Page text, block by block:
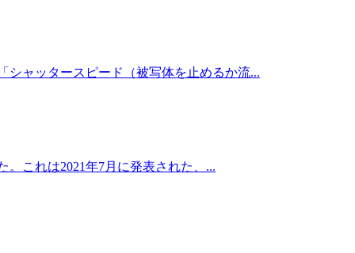
シャッタースピード（被写体を止めるか流...
これは2021年7月に発表された、...